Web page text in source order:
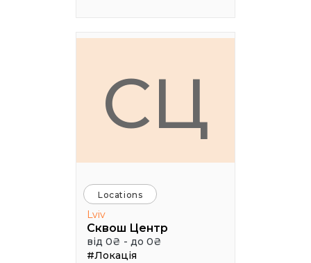
СЦ
Locations
Lviv
Сквош Центр
від 0₴ - до 0₴
#Локація